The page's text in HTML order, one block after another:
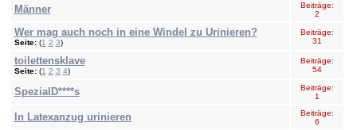
Männer
Beiträge:
2
Wer mag auch noch in eine Windel zu Urinieren?
Seite:(1 2 3)
Beiträge:
31
toilettensklave
Seite:(1 2 3 4)
Beiträge:
54
SpezialD****s
Beiträge:
1
In Latexanzug urinieren
Beiträge:
6